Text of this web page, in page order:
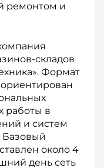
ремонтом и
складов
Формат
работы в
и систем
Базовый
около 4
день сеть